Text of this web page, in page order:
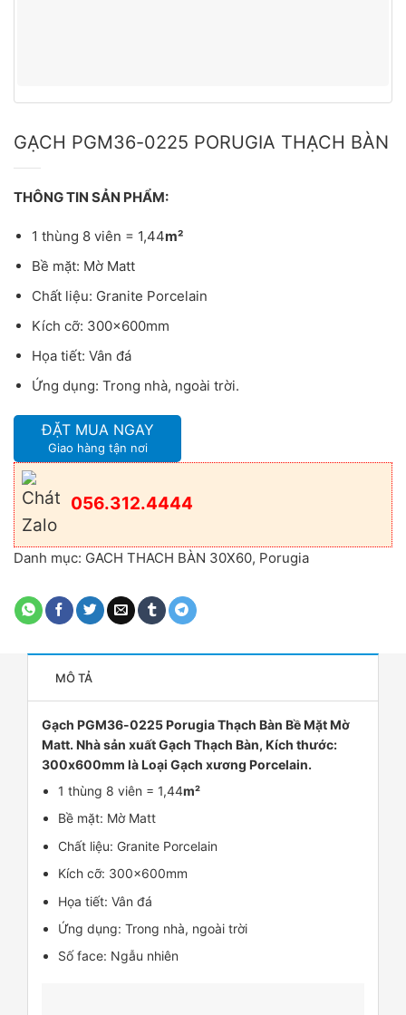
GẠCH PGM36-0225 PORUGIA THẠCH BÀN
THÔNG TIN SẢN PHẨM:
1 thùng 8 viên = 1,44m²
Bề mặt: Mờ Matt
Chất liệu: Granite Porcelain
Kích cỡ: 300x600mm
Họa tiết: Vân đá
Ứng dụng: Trong nhà, ngoài trời.
ĐẶT MUA NGAY
Giao hàng tận nơi
056.312.4444
Danh mục: GACH THACH BÀN 30X60, Porugia
MÔ TẢ
Gạch PGM36-0225 Porugia Thạch Bàn Bề Mặt Mờ
Matt. Nhà sản xuất Gạch Thạch Bàn, Kích thước:
300x600mm là Loại Gạch xương Porcelain.
1 thùng 8 viên = 1,44m²
Bề mặt: Mờ Matt
Chất liệu: Granite Porcelain
Kích cỡ: 300x600mm
Họa tiết: Vân đá
Ứng dụng: Trong nhà, ngoài trời
Số face: Ngẫu nhiên